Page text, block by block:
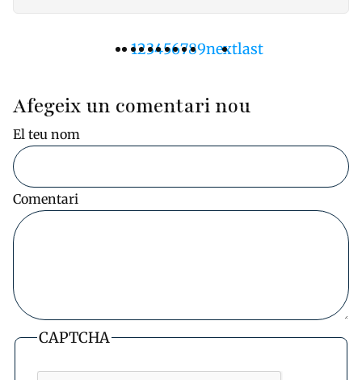
Pàgina
1Pàgina
2Pàgina
3Pàgina
4Pàgina
5Pàgina
6Pàgina
7Pàgina
8Pàgina
9Pàgina
nextÚltima
last
Afegeix un comentari nou
El teu nom
Comentari
CAPTCHA